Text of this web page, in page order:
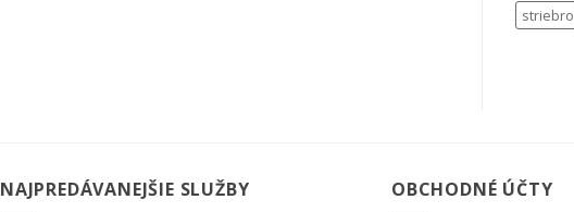
striebro
NAJPREDÁVANEJŠIE SLUŽBY OBCHODNÉ ÚČTY